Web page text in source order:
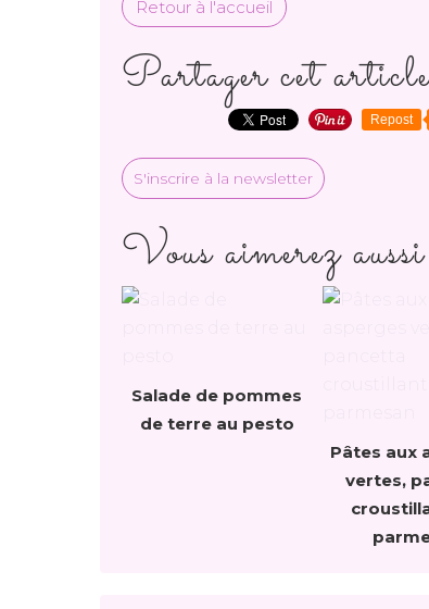
Retour à l'accueil
Partager cet
Repost
S'inscrire à la newsletter
Vous aimerez
Salade de pommes
de terre au pesto
Pâtes aux
vertes,